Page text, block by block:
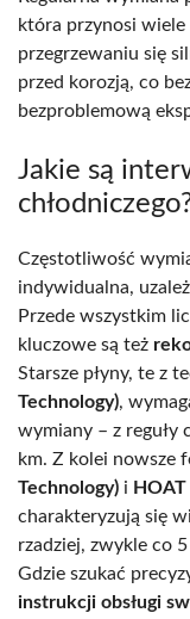
która przynosi wiele
przegrzewaniu się
przed korozją, co
bezproblemową
Jakie są
Częstotliwość
indywidualna,
Przede wszystkim
kluczowe są też
Starsze płyny, te z
Technology),
wymiany – z reguły
km. Z kolei nowsze
Technology) i
charakteryzują się
rzadziej, zwykle co
Gdzie szukać
instrukcji obsługi